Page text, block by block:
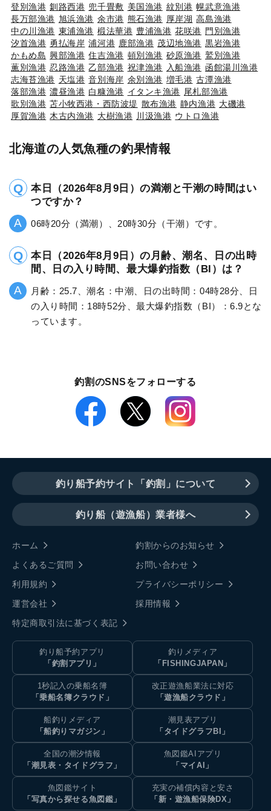
登別漁港 釧路西港 兜千畳敷 美国漁港 紋別港 幌武意漁港
長万部漁港 旭浜漁港 余市港 熊石漁港 厚岸湖 高島漁港
中の川漁港 東浦漁港 椴法華港 豊浦漁港 花咲港 門別漁港
汐首漁港 勇払海岸 浦河港 鹿部漁港 茂辺地漁港 黒岩漁港
かもめ島 興部漁港 住吉漁港 頓別漁港 砂原漁港 鷲別漁港
薫別漁港 忍路漁港 乙部漁港 祝津漁港 入船漁港 函館湯川漁港
志海苔漁港 天塩港 音別海岸 余別漁港 増毛港 古潭漁港
落部漁港 濃昼漁港 白糠漁港 イタンキ漁港 尾札部漁港
歌別漁港 苫小牧西港・西防波堤 散布漁港 静内漁港 大磯港
厚賀漁港 木古内漁港 大樹漁港 川汲漁港 ウトロ漁港
北海道の人気魚種の釣果情報
本日（2026年8月9日）の満潮と干潮の時間はい
つですか？
06時20分（満潮）、20時30分（干潮）です。
本日（2026年8月9日）の月齢、潮名、日の出時
間、日の入り時間、最大爆釣指数（BI）は？
月齢：25.7、潮名：中潮、日の出時間：04時28分、日
の入り時間：18時52分、最大爆釣指数（BI）：6.9とな
っています。
釣割のSNSをフォローする
釣り船予約サイト「釣割」について
釣り船（遊漁船）業者様へ
ホーム
釣割からのお知らせ
よくあるご質問
お問い合わせ
利用規約
プライバシーポリシー
運営会社
採用情報
特定商取引法に基づく表記
釣り船予約アプリ
「釣割アプリ」
釣りメディア
「FISHINGJAPAN」
1秒記入の乗船名簿
「乗船名簿クラウド」
改正遊漁船業法に対応
「遊漁船クラウド」
船釣りメディア
「船釣りマガジン」
潮見表アプリ
「タイドグラフBI」
全国の潮汐情報
「潮見表・タイドグラフ」
魚図鑑AIアプリ
「マイAI」
魚図鑑サイト
「写真から探せる魚図鑑」
充実の補償内容と安さ
「新・遊漁船保険DX」